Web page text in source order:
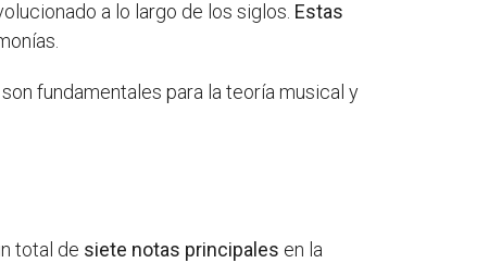
a lo largo de los siglos. Estas
son fundamentales para la teoría musical y
total de siete notas principales en la